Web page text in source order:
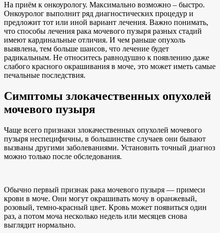
На приём к онкоурологу. Максимально возможно – быстро.
Онкоуролог выполнит ряд диагностических процедур и
предложит тот или иной вариант лечения. Важно понимать,
что способы лечения рака мочевого пузыря разных стадий
имеют кардинальные отличия. И чем раньше опухоль
выявлена, тем больше шансов, что лечение будет
радикальным. Не относитесь равнодушно к появлению даже
слабого красного окрашивания в моче, это может иметь самые
печальные последствия.
Симптомы злокачественных опухолей
мочевого пузыря
Чаще всего признаки злокачественных опухолей мочевого
пузыря неспецифичны, в большинстве случаев они бывают
вызваны другими заболеваниями. Установить точный диагноз
можно только после обследования.
Обычно первый признак рака мочевого пузыря — примеси
крови в моче. Они могут окрашивать мочу в оранжевый,
розовый, темно-красный цвет. Кровь может появиться один
раз, а потом моча несколько недель или месяцев снова
выглядит нормально.